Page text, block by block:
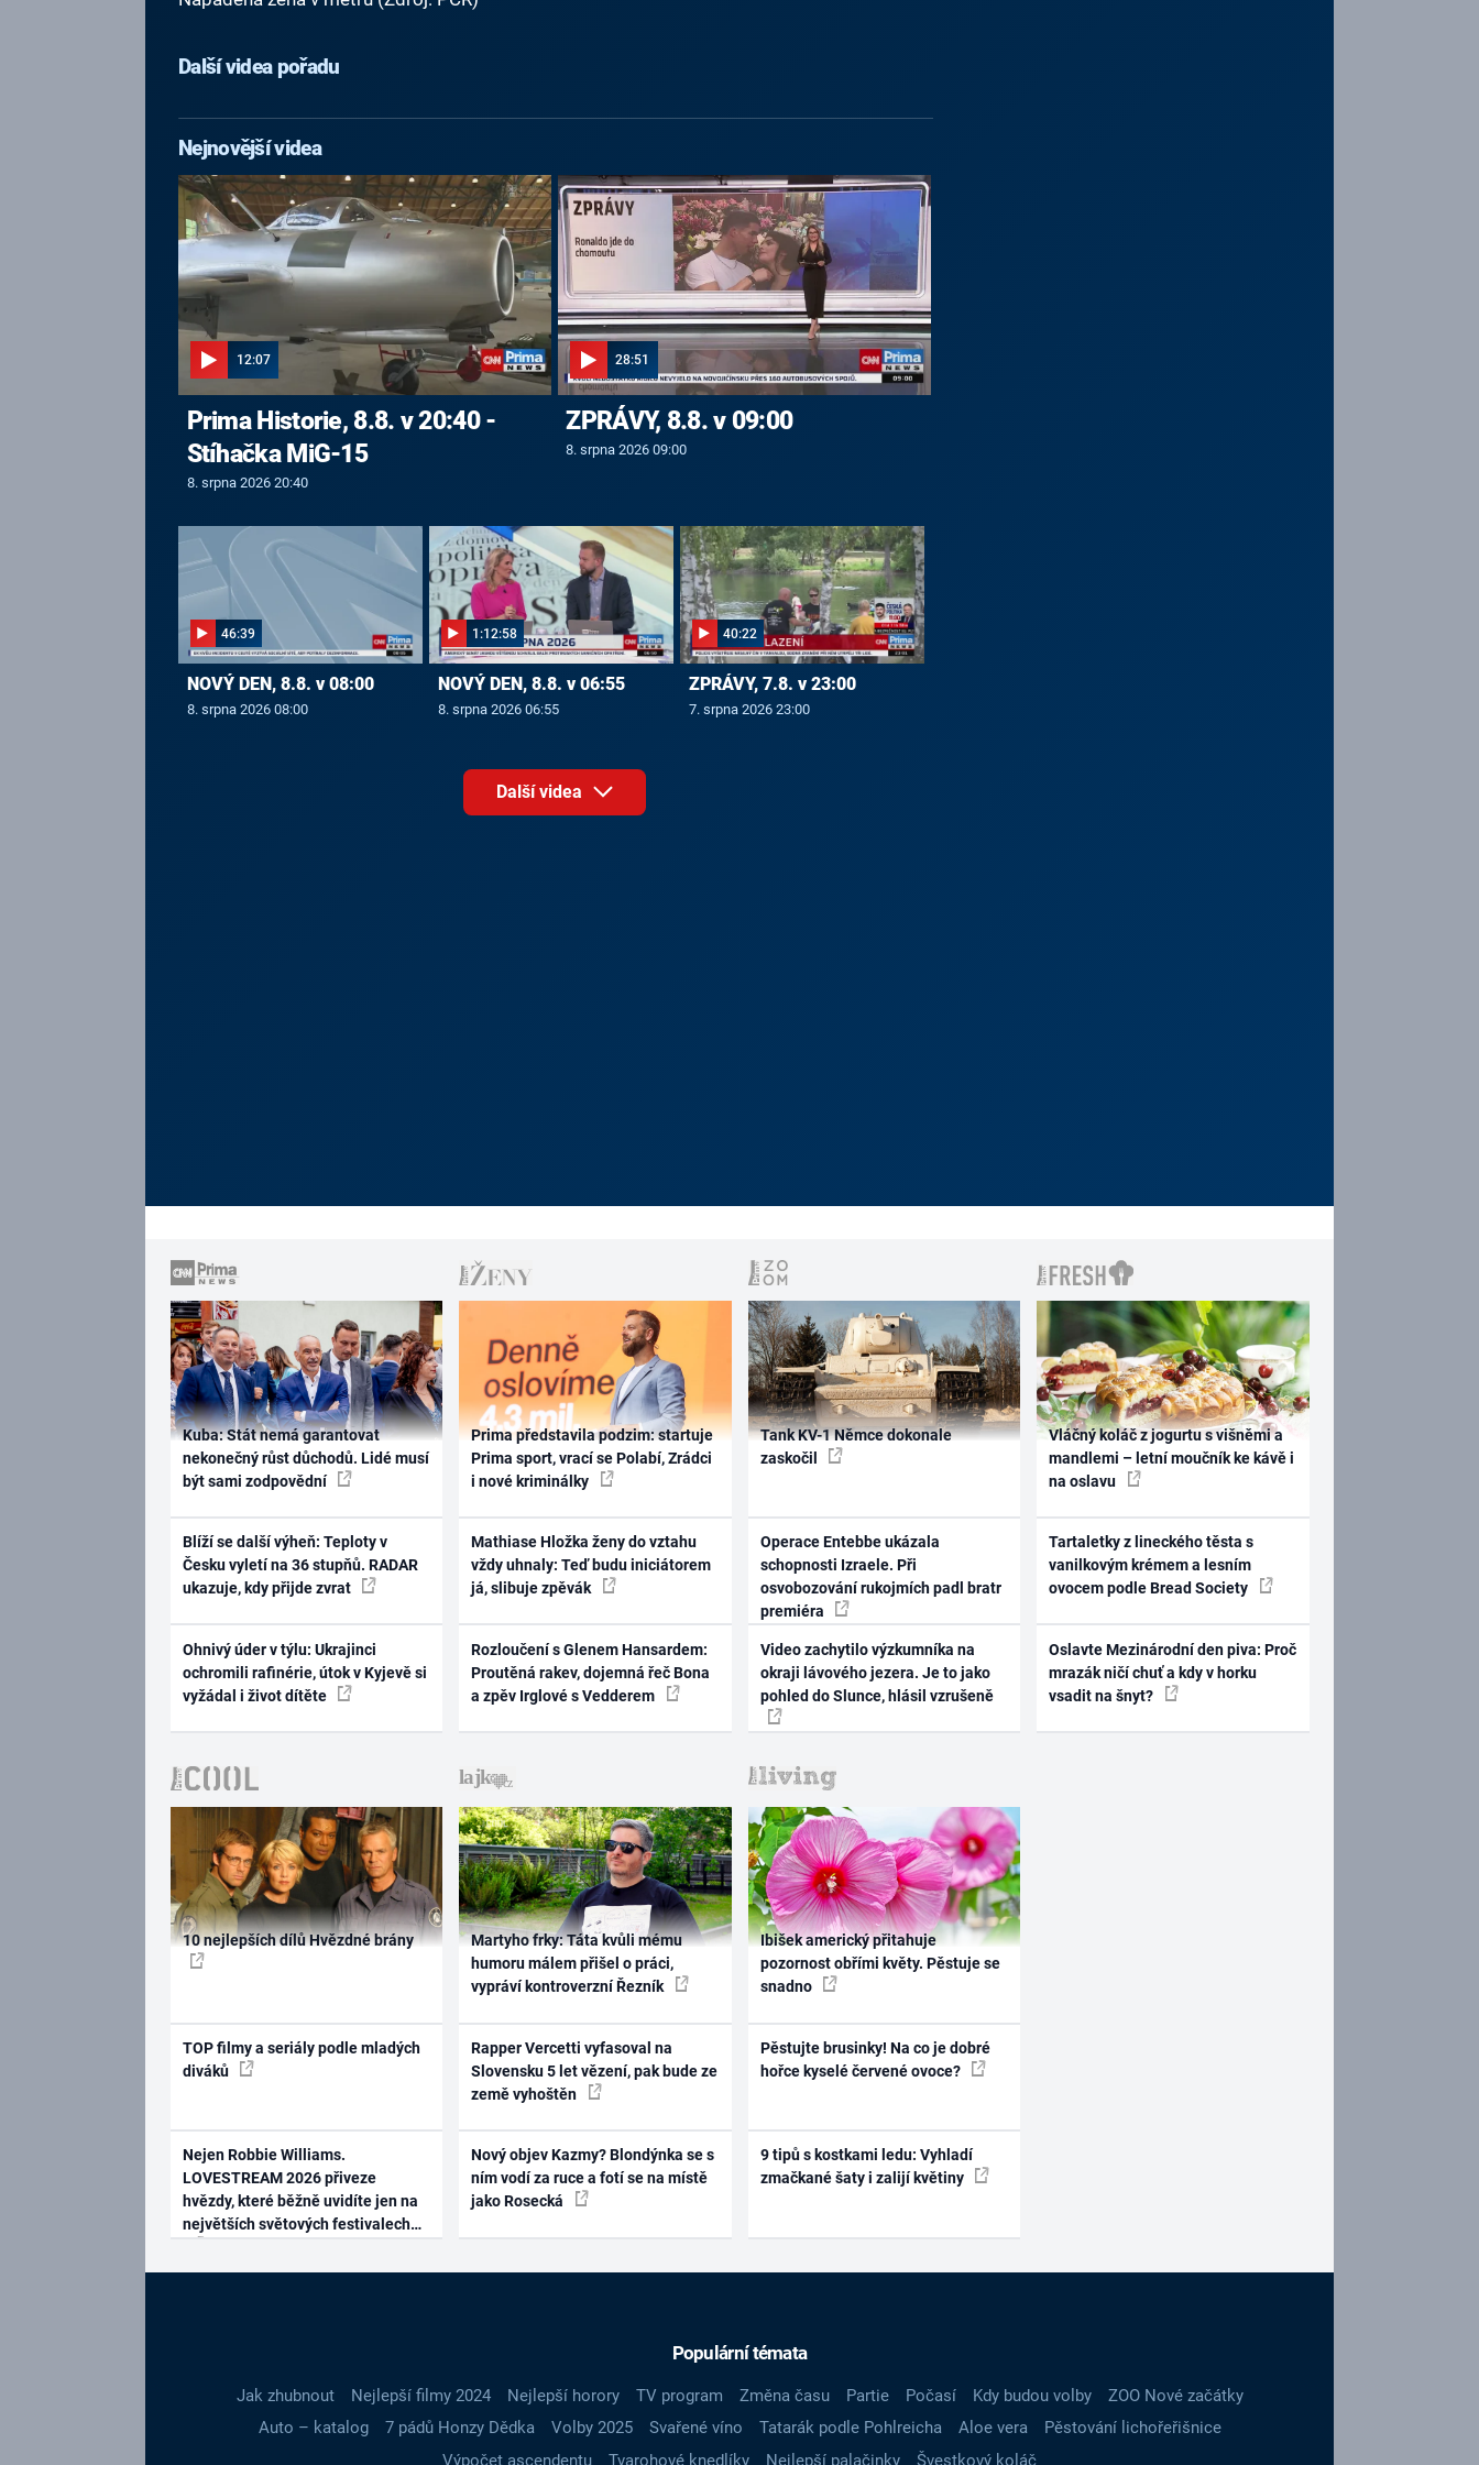
Další videa pořadu
Nejnovější videa
12:07
Prima Historie, 8.8. v 20:40 -
Stíhačka MiG-15
8. srpna 2026 20:40
28:51
ZPRÁVY, 8.8. v 09:00
8. srpna 2026 09:00
46:39
NOVÝ DEN, 8.8. v 08:00
8. srpna 2026 08:00
1:12:58
NOVÝ DEN, 8.8. v 06:55
8. srpna 2026 06:55
40:22
ZPRÁVY, 7.8. v 23:00
7. srpna 2026 23:00
Další videa
Kuba: Stát nemá garantovat
nekonečný růst důchodů. Lidé musí
být sami zodpovědní
Blíží se další výheň: Teploty v
Česku vyletí na 36 stupňů. RADAR
ukazuje, kdy přijde zvrat
Ohnivý úder v týlu: Ukrajinci
ochromili rafinérie, útok v Kyjevě si
vyžádal i život dítěte
Prima představila podzim: startuje
Prima sport, vrací se Polabí, Zrádci
i nové kriminálky
Mathiase Hložka ženy do vztahu
vždy uhnaly: Teď budu iniciátorem
já, slibuje zpěvák
Rozloučení s Glenem Hansardem:
Proutěná rakev, dojemná řeč Bona
a zpěv Irglové s Vedderem
Tank KV-1 Němce dokonale
zaskočil
Operace Entebbe ukázala
schopnosti Izraele. Při
osvobozování rukojmích padl bratr
premiéra
Video zachytilo výzkumníka na
okraji lávového jezera. Je to jako
pohled do Slunce, hlásil vzrušeně
Vláčný koláč z jogurtu s višněmi a
mandlemi – letní moučník ke kávě i
na oslavu
Tartaletky z lineckého těsta s
vanilkovým krémem a lesním
ovocem podle Bread Society
Oslavte Mezinárodní den piva: Proč
mrazák ničí chuť a kdy v horku
vsadit na šnyt?
10 nejlepších dílů Hvězdné brány
TOP filmy a seriály podle mladých
diváků
Nejen Robbie Williams.
LOVESTREAM 2026 přiveze
hvězdy, které běžně uvidíte jen na
největších světových festivalech
Martyho frky: Táta kvůli mému
humoru málem přišel o práci,
vypráví kontroverzní Řezník
Rapper Vercetti vyfasoval na
Slovensku 5 let vězení, pak bude ze
země vyhoštěn
Nový objev Kazmy? Blondýnka se s
ním vodí za ruce a fotí se na místě
jako Rosecká
Ibišek americký přitahuje
pozornost obřími květy. Pěstuje se
snadno
Pěstujte brusinky! Na co je dobré
hořce kyselé červené ovoce?
9 tipů s kostkami ledu: Vyhladí
zmačkané šaty i zalijí květiny
Populární témata
Jak zhubnout Nejlepší filmy 2024 Nejlepší horory TV program Změna času Partie Počasí Kdy budou volby
ZOO Nové začátky
Auto – katalog
7 pádů Honzy Dědka Volby 2025 Svařené víno Tatarák podle Pohlreicha Aloe vera
Pěstování lichořeřišnice
Výpočet ascendentu
Tvarohové knedlíky Nejlepší palačinky Švestkový koláč